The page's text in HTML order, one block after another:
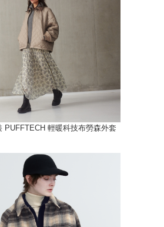
PUFFTECH 輕暖科技布勞森外套